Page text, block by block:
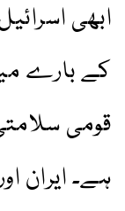
ابھی
کے بارے
قومی
ہے۔ ایران